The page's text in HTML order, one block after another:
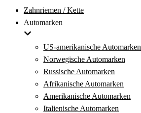
Zahnriemen / Kette
Automarken
US-amerikanische Automarken
Norwegische Automarken
Russische Automarken
Afrikanische Automarken
Amerikanische Automarken
Italienische Automarken